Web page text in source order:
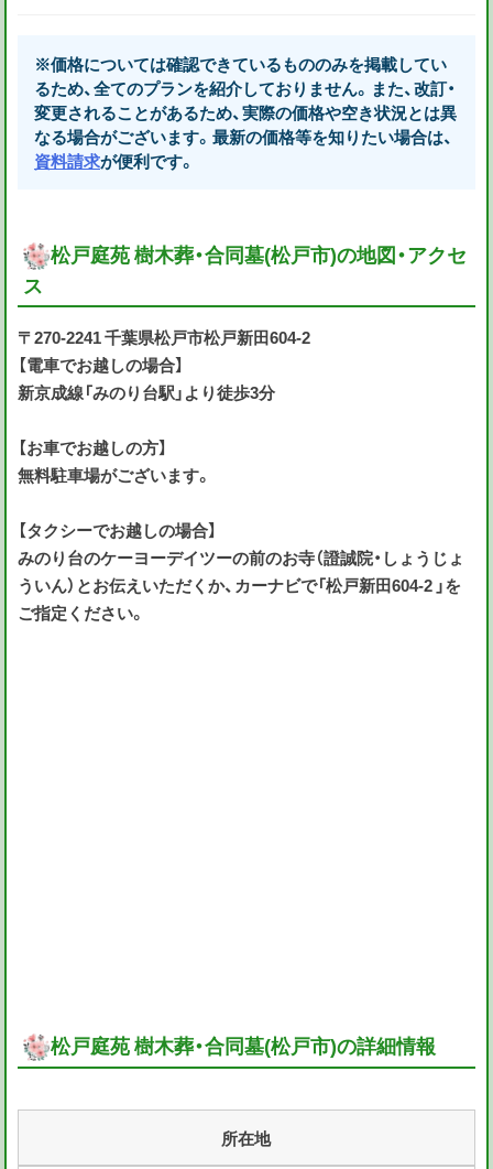
※価格については確認できているもののみを掲載してい
るため、全てのプランを紹介しておりません。また、改訂・
変更されることがあるため、実際の価格や空き状況とは異
なる場合がございます。最新の価格等を知りたい場合は、
資料請求が便利です。
松戸庭苑 樹木葬・合同墓(松戸市)の地図・アクセ
ス
〒270-2241 千葉県松戸市松戸新田604-2
【電車でお越しの場合】
新京成線「みのり台駅」より徒歩3分
【お車でお越しの方】
無料駐車場がございます。
【タクシーでお越しの場合】
みのり台のケーヨーデイツーの前のお寺（證誠院・しょうじょ
ういん）とお伝えいただくか、カーナビで「松戸新田604-2 」を
ご指定ください。
松戸庭苑 樹木葬・合同墓(松戸市)の詳細情報
所在地